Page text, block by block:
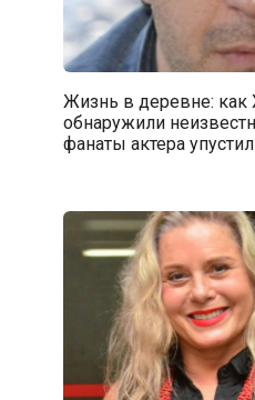
Жизнь в деревне: как
обнаружили
фанаты актера